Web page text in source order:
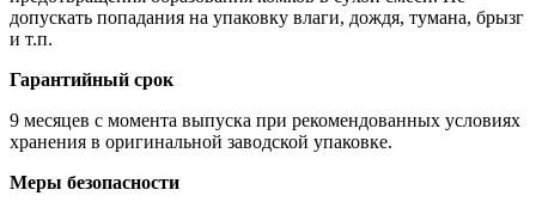
допускать попадания на упаковку влаги, дождя, тумана, брызг
и т.п.
Гарантийный срок
9 месяцев с момента выпуска при рекомендованных условиях
хранения в оригинальной заводской упаковке.
Меры безопасности